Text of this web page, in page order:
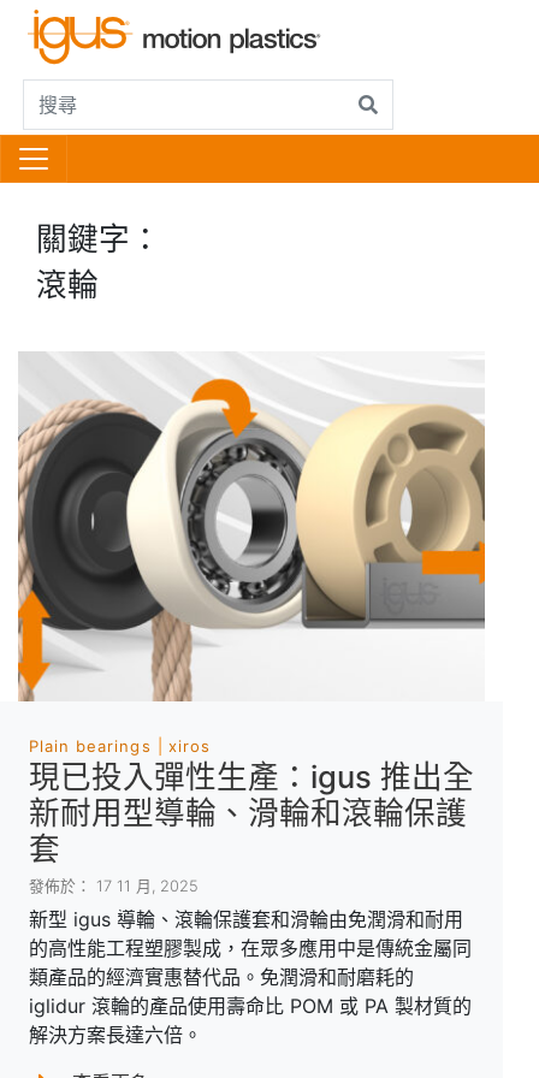
關鍵字：
滾輪
Plain bearings xiros
現已投入彈性生產：igus 推出全
新耐用型導輪、滑輪和滾輪保護
套
發佈於： 17 11 月, 2025
新型 igus 導輪、滾輪保護套和滑輪由免潤滑和耐用
的高性能工程塑膠製成，在眾多應用中是傳統金屬同
類產品的經濟實惠替代品。免潤滑和耐磨耗的
iglidur 滾輪的產品使用壽命比 POM 或 PA 製材質的
解決方案長達六倍。